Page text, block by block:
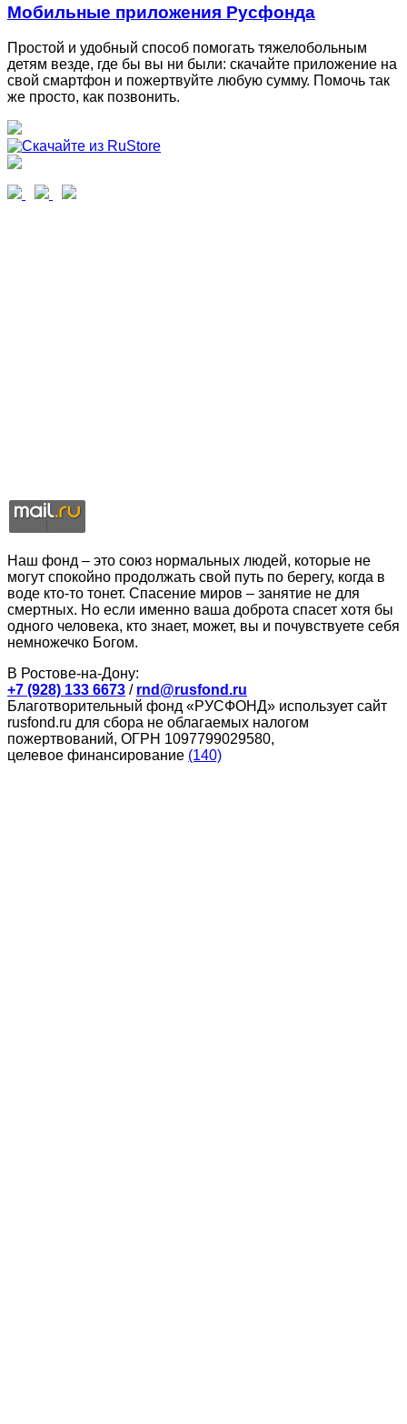
Мобильные приложения Русфонда
Простой и удобный способ помогать тяжелобольным
детям везде, где бы вы ни были: скачайте приложение на
свой смартфон и пожертвуйте любую сумму. Помочь так
же просто, как позвонить.
Наш фонд – это союз нормальных людей, которые не
могут спокойно продолжать свой путь по берегу, когда в
воде кто-то тонет. Спасение миров – занятие не для
смертных. Но если именно ваша доброта спасет хотя бы
одного человека, кто знает, может, вы и почувствуете себя
немножечко Богом.
В Ростове-на-Дону:
+7 (928) 133 6673 / rnd@rusfond.ru
Благотворительный фонд «РУСФОНД» использует сайт
rusfond.ru для сбора не облагаемых налогом
пожертвований, ОГРН 1097799029580,
целевое финансирование (140)